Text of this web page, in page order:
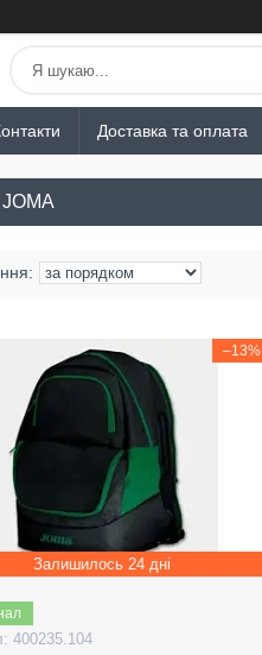
Доставка та оплата
–13%
Залишилось 24 дні
400235.104